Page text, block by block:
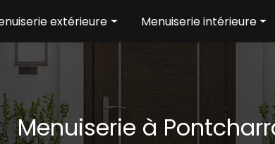
extérieure Menuiserie intérieure
Menuiserie à